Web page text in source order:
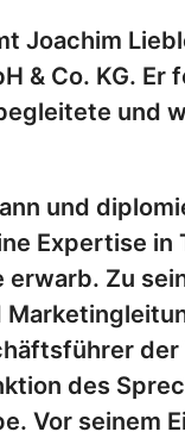
Joachim
& Co. KG. Er
und
und
Expertise in
Zu
des
Vor seinem